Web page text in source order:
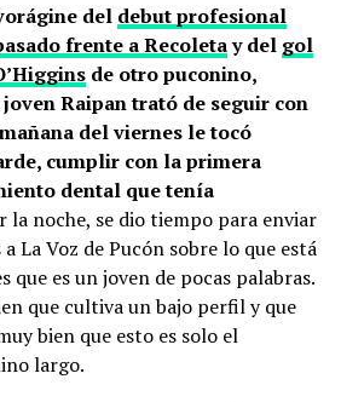
del debut profesional
frente a Recoletay del gol
de otro puconino,
Raipan trató de seguir con
del viernes le tocó
cumplir con la primera
dental que tenía
la noche, se dio tiempo para enviar
La Voz de Pucón sobre lo que está
que es un joven de pocas palabras.
que cultiva un bajo perfil y que
bien que esto es solo el
largo.